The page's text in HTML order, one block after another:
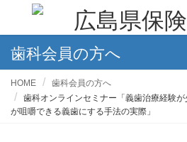
歯科会員の方へ
HOME
歯科会員の方へ
歯科オンラインセミナー「義歯治療経験
が咀嚼できる義歯にする手法の実際」